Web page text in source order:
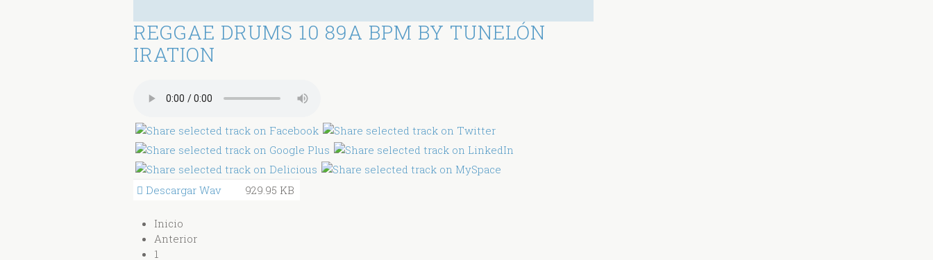
REGGAE DRUMS 10 89A BPM BY TUNELÓN
IRATION
Descargar Wav 929.95 KB
Inicio
Anterior
1